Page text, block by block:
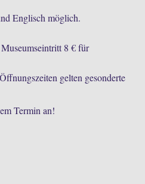
Englisch möglich.
8 € für
gelten gesonderte
Termin an!